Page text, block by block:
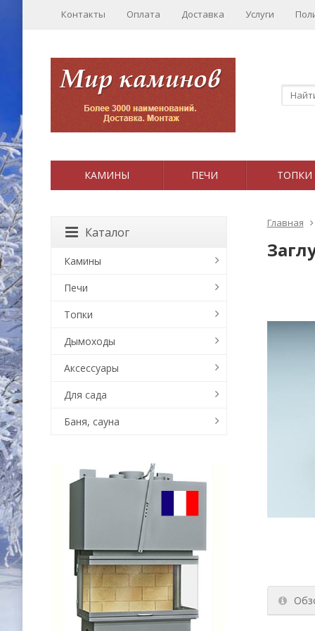
Контакты Оплата Доставка Услуги
КАМИНЫ ПЕЧИ ТОПКИ
Главная
Каталог
Камины
Печи
Топки
Дымоходы
Аксессуары
Для сада
Баня, сауна